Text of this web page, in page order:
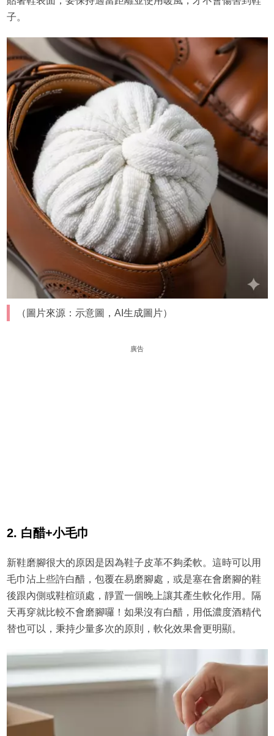
子。
（圖片來源：示意圖，AI生成圖片）
廣告
2. 白醋+小毛巾
新鞋磨腳很大的原因是因為鞋子皮革不夠柔軟。這時可以用
毛巾沾上些許白醋，包覆在易磨腳處，或是塞在會磨腳的鞋
後跟內側或鞋楦頭處，靜置一個晚上讓其產生軟化作用。隔
天再穿就比較不會磨腳囉！如果沒有白醋，用低濃度酒精代
替也可以，秉持少量多次的原則，軟化效果會更明顯。